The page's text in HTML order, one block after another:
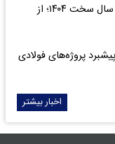
اتمام پروژه‌های راهبردی فولاد مبارکه در سال سخت ۱۴۰۴؛ از
پروژه‌های فولادی
اخبار بیشتر